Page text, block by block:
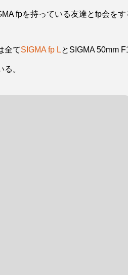
fpを持っている友達とfp会を
全てSIGMA fp LとSIGMA 50mm
。